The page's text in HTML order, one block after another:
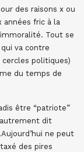
des raisons x ou
années fric à la
Tout se
va contre
cercles politiques)
du temps de
être “patriote”
autrement dit
ne peut
des pires